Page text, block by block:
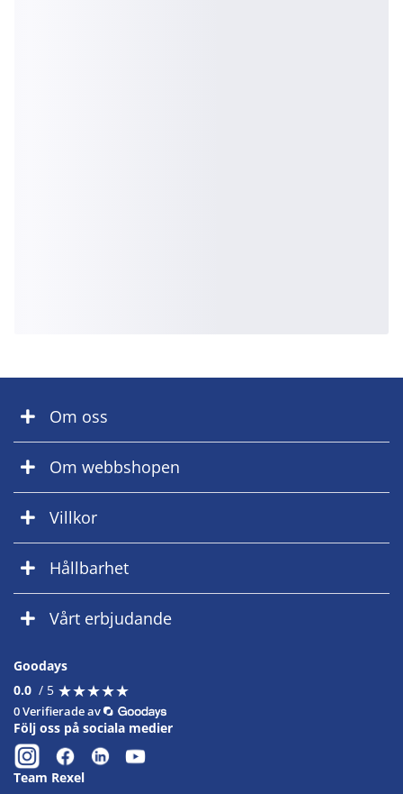
Om oss
Om webbshopen
Villkor
Hållbarhet
Vårt erbjudande
Goodays
0.0 / 5 ★★★★★
★★★★★
0 Verifierade av
Följ oss på sociala medier
Team Rexel